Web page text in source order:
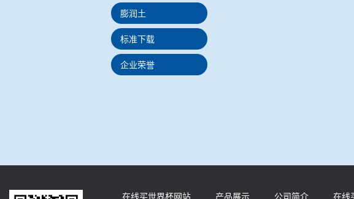
膨润土
标准下载
企业荣誉
在线买世界杯网站 产品展示 公司简介 在线